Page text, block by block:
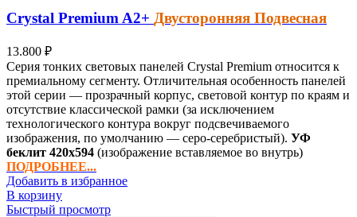
Crystal PremiumA2+ Двусторонняя Подвесная
13.800 ₽
Серия тонких световых панелей Crystal Premium относится к
премиальному сегменту. Отличительная особенность панелей
этой серии — прозрачный корпус, световой контур по краям и
отсутствие классической рамки (за исключением
технологического контура вокруг подсвечиваемого
изображения, по умолчанию — серо-серебристый). УФ
беклит 420х594 (изображение вставляемое во внутрь)
ПОДРОБНЕЕ...
Добавить в избранное
В корзину
Быстрый просмотр